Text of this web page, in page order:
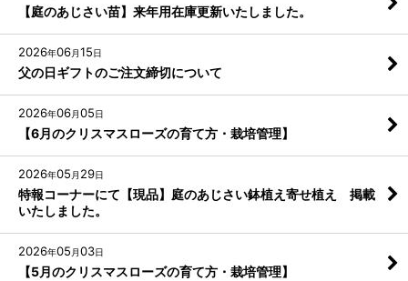
【庭のあじさい苗】来年用在庫更新いたしました。
2026年06月15日
父の日ギフトのご注文締切について
2026年06月05日
【6月のクリスマスローズの育て方・栽培管理】
2026年05 月 29日
特報コーナーにて【現品】庭のあじさい鉢植え寄せ植え 掲載
いたしました。
2026年05 月03日
【5月のクリスマスローズの育て方・栽培管理】